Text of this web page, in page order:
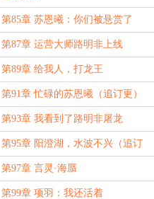
第85章 苏恩曦：你们被悬赏了
（3k）
第87章 运营大师路明非上线
第89章 给我人，打龙王
第91章 忙碌的苏恩曦（追订更）
第93章 我看到了路明非屠龙
第95章 阳澄湖，水波不兴（追订
更）
第97章 言灵·海蜃
第99章 项羽：我还活着